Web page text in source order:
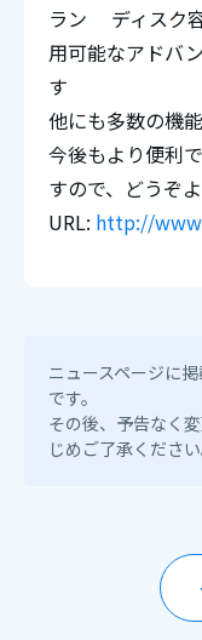
ラン ディスク
用可能なアドバ
す
他にも多数の機
今後もより便利
すので、どうぞ
URL: http://
ニュースページに
です。
その後、予告なく
じめご了承ください